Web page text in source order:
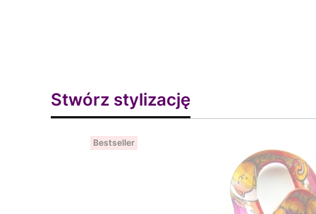
Stwórz stylizację
Bestseller